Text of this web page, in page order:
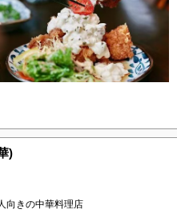
)
向きの中華料理店